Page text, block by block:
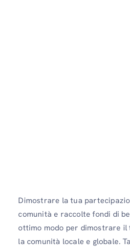
Dimostrare la tua
comunità e raccolte fondi di
ottimo modo per dimostrare
la comunità locale e globale.